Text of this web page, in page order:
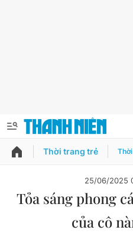
PODCAST QUẢNG CÁO
Thông tin tài khoản
Đổi mật khẩu
Thời trang trẻ
25/06/2025
Tỏa sáng phong
của cô